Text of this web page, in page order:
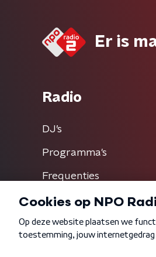
Er is
Radio
DJ’s
Programma's
Frequenties
Algemene voorwaarden